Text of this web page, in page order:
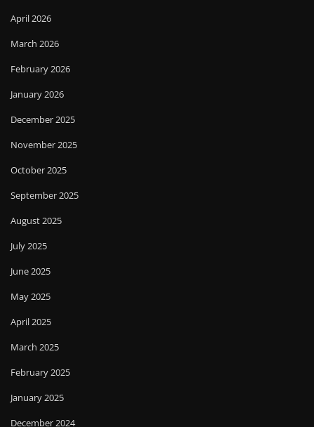
April 2026
March 2026
February 2026
January 2026
December 2025
November 2025
October 2025
September 2025
August 2025
July 2025
June 2025
May 2025
April 2025
March 2025
February 2025
January 2025
December 2024